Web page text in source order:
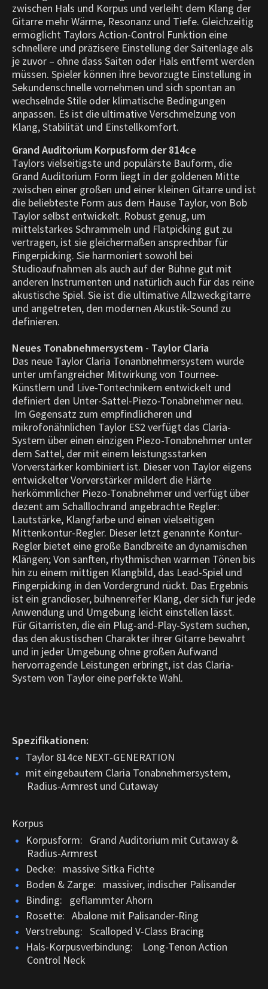
zwischen Hals und Korpus und verleiht dem Klang der
Gitarre mehr Wärme, Resonanz und Tiefe. Gleichzeitig
ermöglicht Taylors Action-Control Funktion eine
schnellere und präzisere Einstellung der Saitenlage als
je zuvor – ohne dass Saiten oder Hals entfernt werden
müssen. Spieler können ihre bevorzugte Einstellung in
Sekundenschnelle vornehmen und sich spontan an
wechselnde Stile oder klimatische Bedingungen
anpassen. Es ist die ultimative Verschmelzung von
Klang, Stabilität und Einstellkomfort.
Grand Auditorium Korpusform der 814ce
Taylors vielseitigste und populärste Bauform, die
Grand Auditorium Form liegt in der goldenen Mitte
zwischen einer großen und einer kleinen Gitarre und ist
die beliebteste Form aus dem Hause Taylor, von Bob
Taylor selbst entwickelt. Robust genug, um
mittelstarkes Schrammeln und Flatpicking gut zu
vertragen, ist sie gleichermaßen ansprechbar für
Fingerpicking. Sie harmoniert sowohl bei
Studioaufnahmen als auch auf der Bühne gut mit
anderen Instrumenten und natürlich auch für das reine
akustische Spiel. Sie ist die ultimative Allzweckgitarre
und angetreten, den modernen Akustik-Sound zu
definieren.
Neues Tonabnehmersystem - Taylor Claria
Das neue Taylor Claria Tonanbnehmersystem wurde
unter umfangreicher Mitwirkung von Tournee-
Künstlern und Live-Tontechnikern entwickelt und
definiert den Unter-Sattel-Piezo-Tonabnehmer neu.
Im Gegensatz zum empfindlicheren und
mikrofonähnlichen Taylor ES2 verfügt das Claria-
System über einen einzigen Piezo-Tonabnehmer unter
dem Sattel, der mit einem leistungsstarken
Vorverstärker kombiniert ist. Dieser von Taylor eigens
entwickelter Vorverstärker mildert die Härte
herkömmlicher Piezo-Tonabnehmer und verfügt über
dezent am Schalllochrand angebrachte Regler:
Lautstärke, Klangfarbe und einen vielseitigen
Mittenkontur-Regler. Dieser letzt genannte Kontur-
Regler bietet eine große Bandbreite an dynamischen
Klängen; Von sanften, rhythmischen warmen Tönen bis
hin zu einem mittigen Klangbild, das Lead-Spiel und
Fingerpicking in den Vordergrund rückt. Das Ergebnis
ist ein grandioser, bühnenreifer Klang, der sich für jede
Anwendung und Umgebung leicht einstellen lässt.
Für Gitarristen, die ein Plug-and-Play-System suchen,
das den akustischen Charakter ihrer Gitarre bewahrt
und in jeder Umgebung ohne großen Aufwand
hervorragende Leistungen erbringt, ist das Claria-
System von Taylor eine perfekte Wahl.
Spezifikationen:
Taylor 814ce NEXT-GENERATION
mit eingebautem Claria Tonabnehmersystem,
Radius-Armrest und Cutaway
Korpus
Korpusform: Grand Auditorium mit Cutaway &
Radius-Armrest
Decke: massive Sitka Fichte
Boden & Zarge: massiver, indischer Palisander
Binding: geflammter Ahorn
Rosette: Abalone mit Palisander-Ring
Verstrebung: Scalloped V-Class Bracing
Hals-Korpusverbindung:
Long-Tenon Action
Control Neck